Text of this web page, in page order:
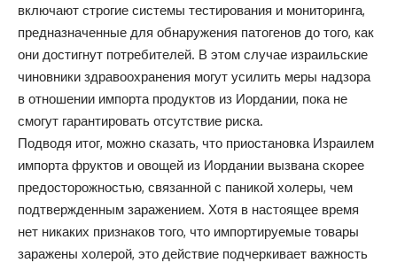
включают строгие системы тестирования и мониторинга,
предназначенные для обнаружения патогенов до того, как
они достигнут потребителей. В этом случае израильские
чиновники здравоохранения могут усилить меры надзора
в отношении импорта продуктов из Иордании, пока не
смогут гарантировать отсутствие риска.
Подводя итог, можно сказать, что приостановка Израилем
импорта фруктов и овощей из Иордании вызвана скорее
предосторожностью, связанной с паникой холеры, чем
подтвержденным заражением. Хотя в настоящее время
нет никаких признаков того, что импортируемые товары
заражены холерой, это действие подчеркивает важность